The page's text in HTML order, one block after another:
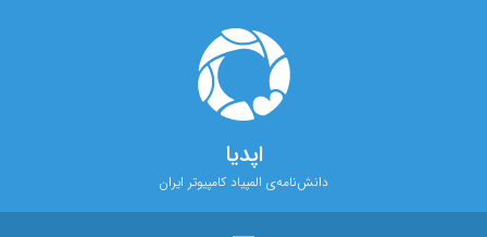
اپدیا
دانش‌نامه‌ی المپیاد کامپیوتر ایران